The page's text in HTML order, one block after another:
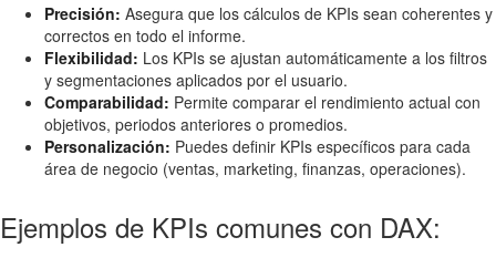
Precisión: Asegura que los cálculos de KPIs sean coherentes y
correctos en todo el informe.
Flexibilidad: Los KPIs se ajustan automáticamente a los filtros
y segmentaciones aplicados por el usuario.
Comparabilidad: Permite comparar el rendimiento actual con
objetivos, periodos anteriores o promedios.
Personalización: Puedes definir KPIs específicos para cada
área de negocio (ventas, marketing, finanzas, operaciones).
Ejemplos de KPIs comunes con DAX: